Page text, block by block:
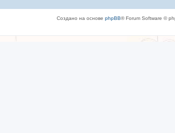
Создано на основе phpBB® Forum Software ©